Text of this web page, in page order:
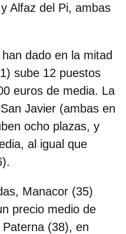
Alfaz del Pi, ambas
dado en la mitad
sube 12 puestos
euros de media. La
Javier (ambas en
ocho plazas, y
al igual que
Manacor (35)
precio medio de
(38), en